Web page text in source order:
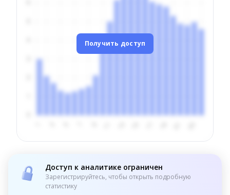
Получить доступ
Доступ к аналитике ограничен
Зарегистрируйтесь, чтобы открыть подробную
статистику